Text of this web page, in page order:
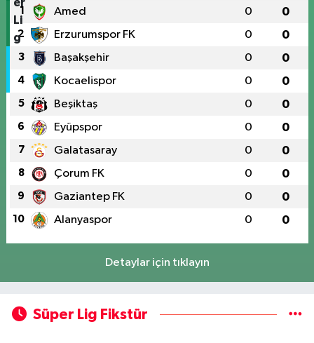
1 Amed 0 0
2 Erzurumspor FK 0 0
3 Başakşehir 0 0
4 Kocaelispor 0 0
5 Beşiktaş 0 0
6 Eyüpspor 0 0
7 Galatasaray 0 0
8 Çorum FK 0 0
9 Gaziantep FK 0 0
10 Alanyaspor 0 0
Detaylar için tıklayın
Süper Lig Fikstür